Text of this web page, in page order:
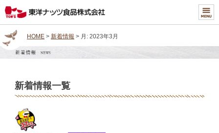
HOME> 新着情報 > 月: 2023年3月
新着情報一覧